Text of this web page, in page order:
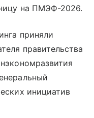
на ПМЭФ-2026.
приняли
правительства
инициатив